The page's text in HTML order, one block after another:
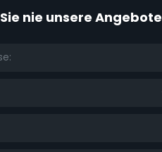
nie unsere Angebote